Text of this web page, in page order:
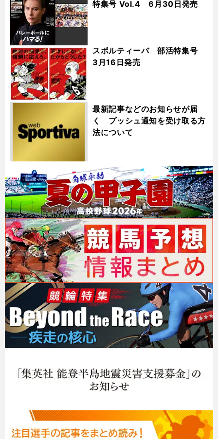
特集号 Vol.4 6月30日発売
スポルティーバ 部活特集号
3月16日発売
最新記事などのお知らせが届
く プッシュ通知を受け取る方
法について